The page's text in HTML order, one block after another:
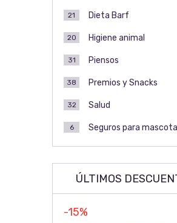
Dieta Barf
21
Higiene animal
20
Piensos
31
Premios y Snacks
38
Salud
32
Seguros para
6
ÚLTIMOS
-15%